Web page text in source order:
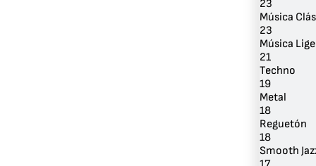
23
Música
23
Música
21
Techno
19
Metal
18
Reguetón
18
Smooth